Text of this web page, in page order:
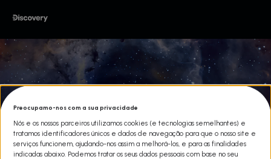
Preocupamo-nos com a sua privacidade
Nós e os nossos parceiros utilizamos cookies (e tecnologias semelhantes) e
tratamos identificadores únicos e dados de navegação para que o nosso site e
serviços funcionem, ajudando-nos assim a melhorá-los, e para as finalidades
indicadas abaixo. Podemos tratar os seus dados pessoais com base no seu